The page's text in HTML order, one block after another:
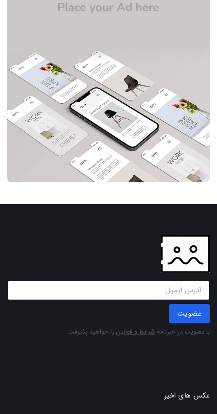
عضویت
با عضویت در خبرنامه شرایط و قوانین را خواهید پذیرفت.
عکس های اخیر